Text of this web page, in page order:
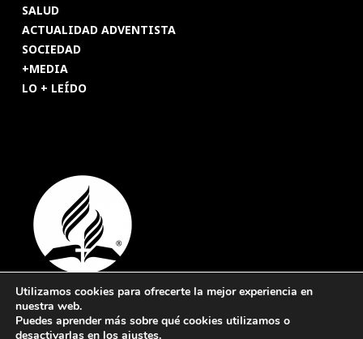
SALUD
ACTUALIDAD ADVENTISTA
SOCIEDAD
+MEDIA
LO + LEÍDO
© 2026 Revista Adventista de España. UICASDE. Derechos
reservados.
Utilizamos cookies para ofrecerte la mejor experiencia en
nuestra web.
Puedes aprender más sobre qué cookies utilizamos o
desactivarlas en los ajustes.